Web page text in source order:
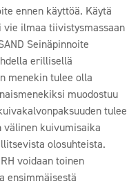
ennen käyttöä. Käytä
ilmaa tiivistysmassaan
Seinäpinnoite
erillisellä
menekin tulee olla
muodostuu
tulee
välinen kuivumisaika
olosuhteista.
voidaan toinen
ensimmäisestä